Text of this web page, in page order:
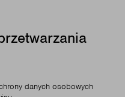
danych osobowych